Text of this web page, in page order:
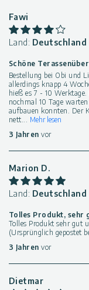
Fawi
Land: Deutschland
Schöne
Bestellung bei Obi und
allerdings knapp 4
hieß es 7 - 10
nochmal 10 Tage
aufbauen konnten. Der
nett... Mehr lesen
3 Jahren vor
Marion D.
Land: Deutschland
Tolles Produkt, sehr
Tolles Produkt sehr gut
(Ursprünglich gepostet
3 Jahren vor
Dietmar